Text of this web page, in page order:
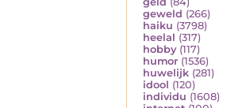
geweld (266)
haiku (3798)
heelal (317)
hobby (117)
humor (1536)
huwelijk (281)
idool (120)
individu (1608)